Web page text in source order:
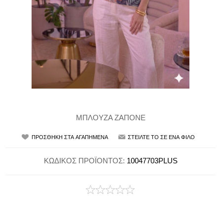
ΜΠΛΟΥΖΑ ΖΑΠΟΝΕ
ΚΩΔΙΚΟΣ ΠΡΟΪΟΝΤΟΣ: 10047703PLUS